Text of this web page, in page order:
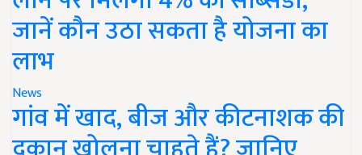
जानें कौन उठा सकता है योजना का
लाभ
News
गांव में खाद, बीज और कीटनाशक की